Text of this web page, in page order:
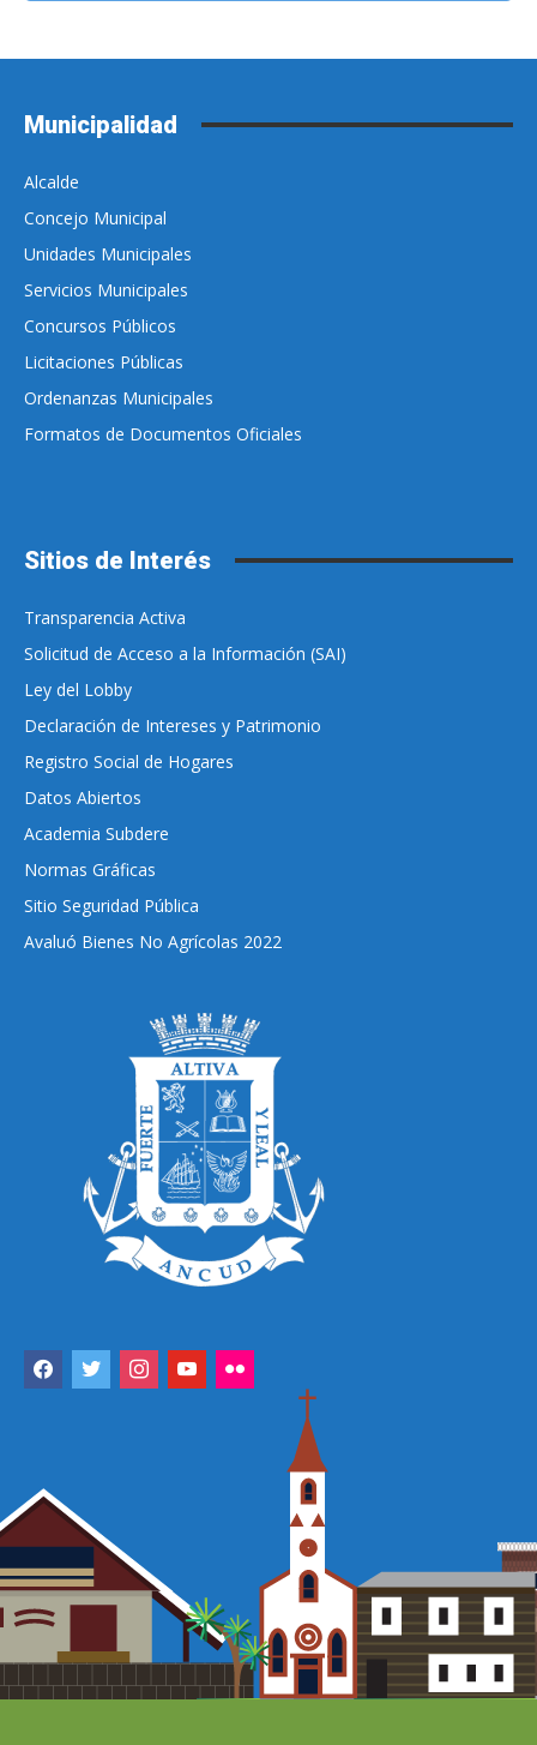
Municipalidad
Alcalde
Concejo Municipal
Unidades Municipales
Servicios Municipales
Concursos Públicos
Licitaciones Públicas
Ordenanzas Municipales
Formatos de Documentos Oficiales
Sitios de Interés
Transparencia Activa
Solicitud de Acceso a la Información (SAI)
Ley del Lobby
Declaración de Intereses y Patrimonio
Registro Social de Hogares
Datos Abiertos
Academia Subdere
Normas Gráficas
Sitio Seguridad Pública
Avaluó Bienes No Agrícolas 2022
facebooktwitter instagramyoutubeflickr